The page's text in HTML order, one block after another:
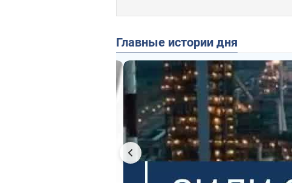
Главные истории дня